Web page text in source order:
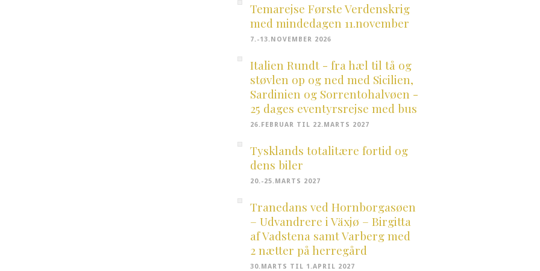
Temarejse Første Verdenskrig
med mindedagen 11.november
7.-13.NOVEMBER 2026
Italien Rundt - fra hæl til tå og
støvlen op og ned med Sicilien,
Sardinien og Sorrentohalvøen -
25 dages eventyrsrejse med bus
26.FEBRUAR TIL 22.MARTS 2027
Tysklands totalitære fortid og
dens biler
20.-25.MARTS 2027
Tranedans ved Hornborgasøen
– Udvandrere i Växjø – Birgitta
af Vadstena samt Varberg med
2 nætter på herregård
30.MARTS TIL 1.APRIL 2027